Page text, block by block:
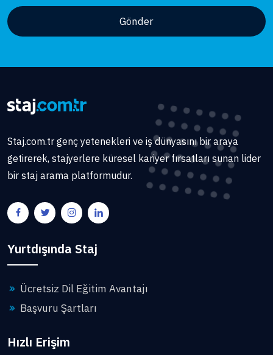
Gönder
Staj.com.tr genç yetenekleri ve iş dünyasını bir araya
getirerek, stajyerlere küresel kariyer fırsatları sunan lider
bir staj arama platformudur.
Yurtdışında Staj
Ücretsiz Dil Eğitim Avantajı
Başvuru Şartları
Hızlı Erişim